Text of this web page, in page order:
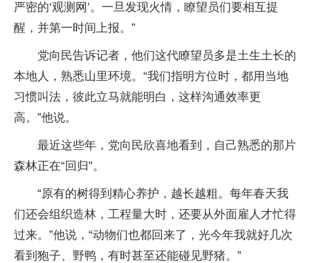
严密的‘观测网’。一旦发现火情，瞭望员们要相互提
醒，并第一时间上报。”
党向民告诉记者，他们这代瞭望员多是土生土长的
本地人，熟悉山里环境。“我们指明方位时，都用当地
习惯叫法，彼此立马就能明白，这样沟通效率更
高。”他说。
最近这些年，党向民欣喜地看到，自己熟悉的那片
森林正在“回归”。
“原有的树得到精心养护，越长越粗。每年春天我
们还会组织造林，工程量大时，还要从外面雇人才忙得
过来。”他说，“动物们也都回来了，光今年我就好几次
看到狍子、野鸭，有时甚至还能碰见野猪。”